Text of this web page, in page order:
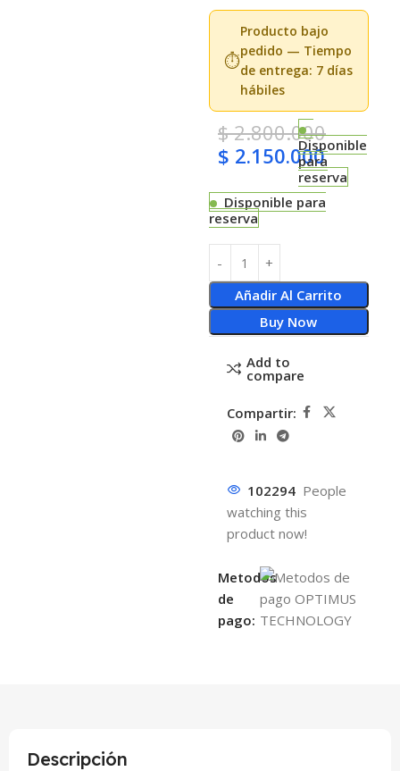
⏱️
Producto bajo
pedido — Tiempo
de entrega: 7 días
hábiles
$2.800.000
$ 2.150.000Disponible
para
reserva
Disponible para
reserva
Añadir Al Carrito
Buy Now
Add to
compare
Compartir:
102294 People
watching this
product now!
Metodos
de
pago:
Descripción